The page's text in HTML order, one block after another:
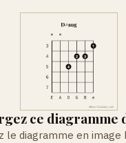
ce diagramme
le diagramme en image